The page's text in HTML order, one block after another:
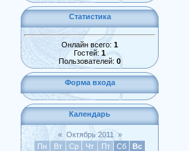
Статистика
Онлайн всего: 1
Гостей: 1
Пользователей: 0
Форма входа
Календарь
« Октябрь 2011
»
Пн
Вт Ср Чт Пт Сб
Вс